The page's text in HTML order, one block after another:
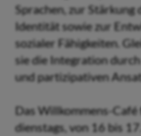
Sprachen, zur
Identität sowie zur
sozialer Fähigkeiten.
sie die Integration
und partizipativen
Das Willkommens-
dienstags, von 16 bis